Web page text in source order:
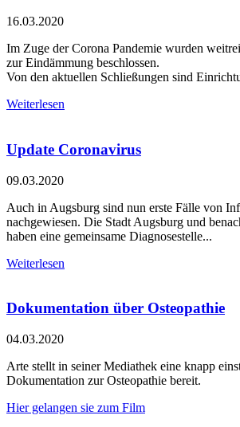
16.03.2020
Im Zuge der Corona Pandemie wurden
zur Eindämmung beschlossen.
Von den aktuellen Schließungen sind
Weiterlesen
Update Coronavirus
09.03.2020
Auch in Augsburg sind nun erste Fälle von
nachgewiesen. Die Stadt Augsburg und
haben eine gemeinsame Diagnosestelle...
Weiterlesen
Dokumentation über Osteopathie
04.03.2020
Arte stellt in seiner Mediathek eine knapp
Dokumentation zur Osteopathie bereit.
Hier gelangen sie zum Film